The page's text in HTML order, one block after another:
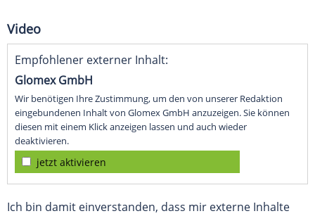
Video
Empfohlener externer Inhalt:
Glomex GmbH
Wir benötigen Ihre Zustimmung, um den von unserer Redaktion
eingebundenen Inhalt von Glomex GmbH anzuzeigen. Sie können
diesen mit einem Klick anzeigen lassen und auch wieder
deaktivieren.
jetzt aktivieren
Ich bin damit einverstanden, dass mir externe Inhalte